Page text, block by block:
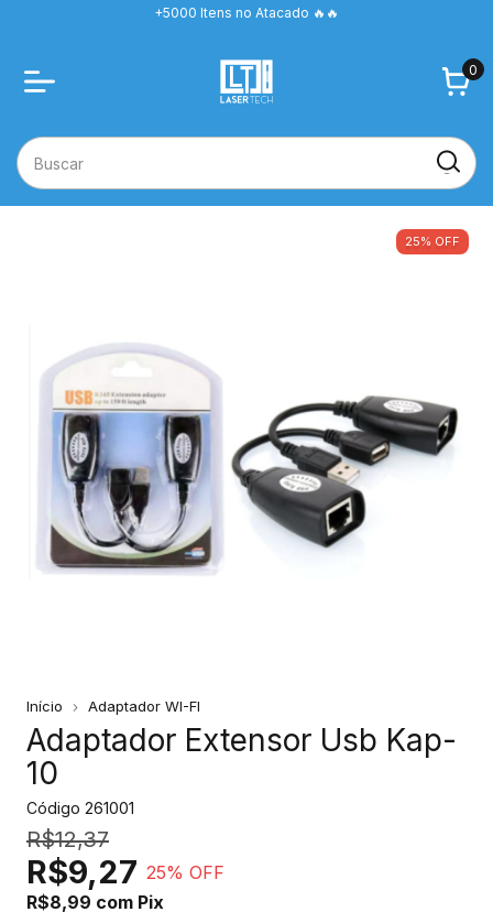
+5000 Itens no Atacado 🔥🔥
0
25% OFF
Início Adaptador WI-FI
Adaptador Extensor Usb Kap-
10
Código 261001
R$12,37
R$9,27 25% OFF
R$8,99 com Pix